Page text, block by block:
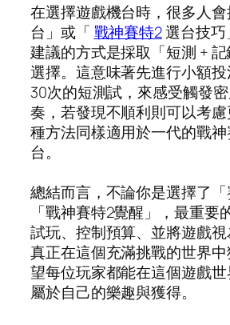
在選擇遊戲機台時，很多人
台」或「 戰神賽特2選台技
建議的方式是採取「短測 +
選擇。這意味著先進行小額
30次的短測試，來感受觸發
奏，若發現不順利則可以考
種方法同樣適用於一代的戰
台。
總結而言，不論你是選擇了
「戰神賽特2覺醒」，最重要
試玩、控制預算、並將遊戲
真正在這個充滿挑戰的世界
望每位玩家都能在這個遊戲
屬於自己的樂趣與獲得。